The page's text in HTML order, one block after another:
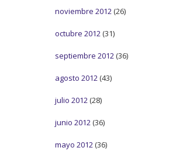
noviembre 2012 (26)
octubre 2012 (31)
septiembre 2012 (36)
agosto 2012 (43)
julio 2012 (28)
junio 2012 (36)
mayo 2012 (36)